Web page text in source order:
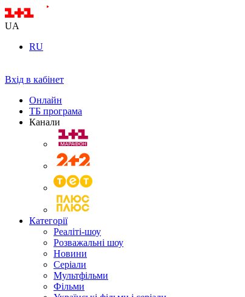
UA
RU
Вхід в кабінет
Онлайн
ТБ програма
Канали
Категорії
Реаліті-шоу
Розважальні шоу
Новини
Серіали
Мультфільми
Фільми